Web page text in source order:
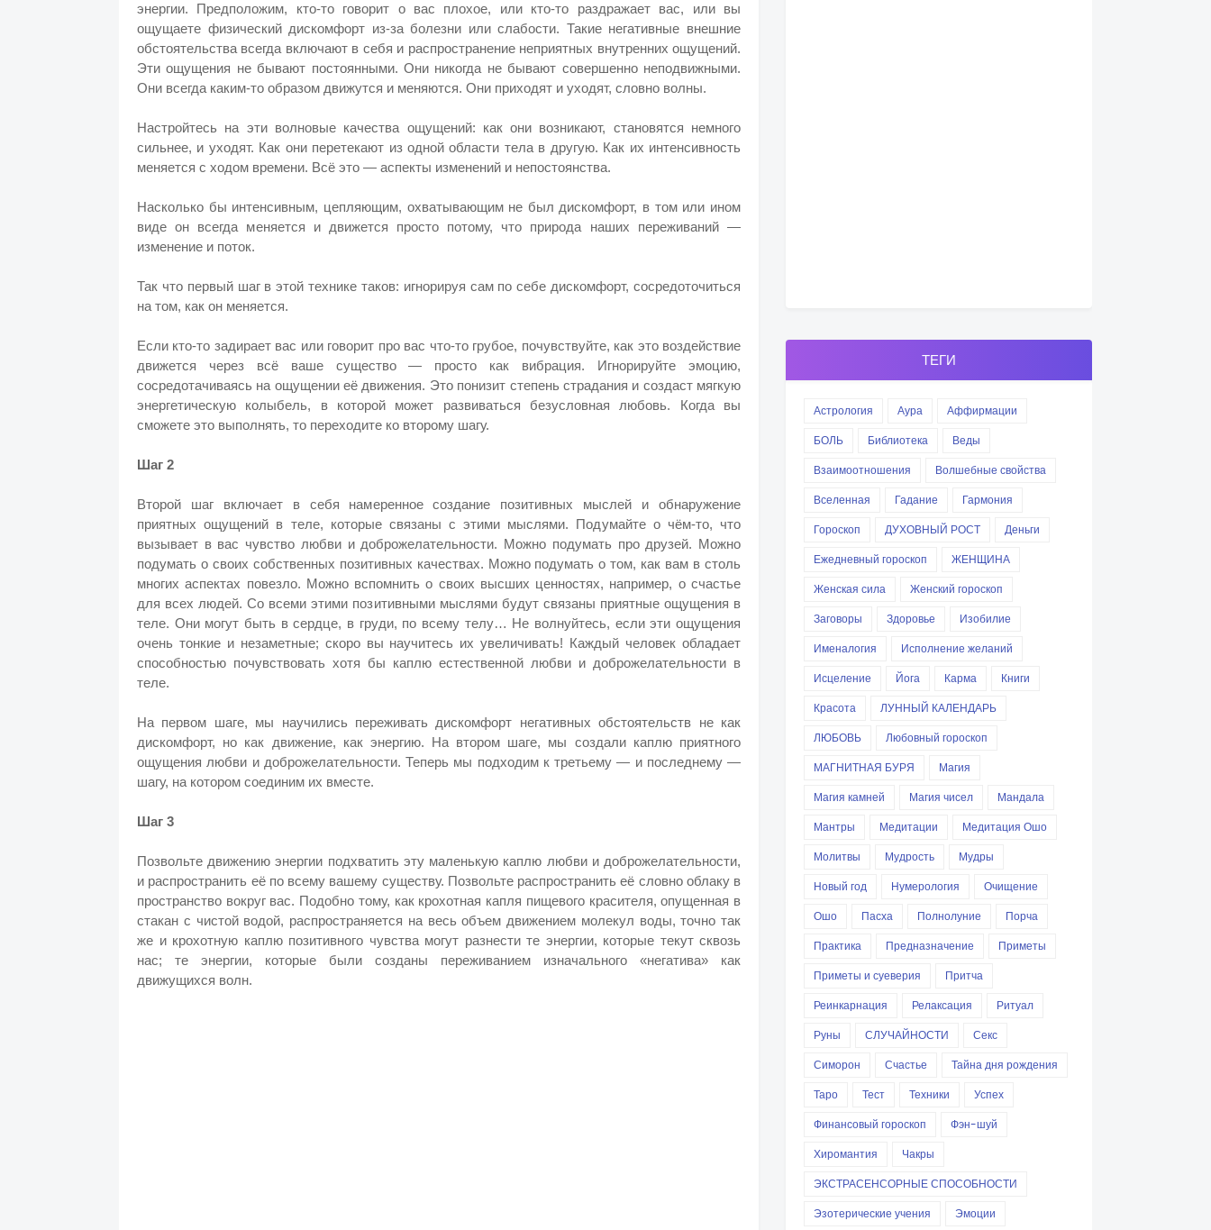
энергии. Предположим, кто-то говорит о вас плохое, или кто-то раздражает вас, или вы
ощущаете физический дискомфорт из-за болезни или слабости. Такие негативные внешние
обстоятельства всегда включают в себя и распространение неприятных внутренних ощущений.
Эти ощущения не бывают постоянными. Они никогда не бывают совершенно неподвижными.
Они всегда каким-то образом движутся и меняются. Они приходят и уходят, словно волны.
Настройтесь на эти волновые качества ощущений: как они возникают, становятся немного
сильнее, и уходят. Как они перетекают из одной области тела в другую. Как их интенсивность
меняется с ходом времени. Всё это — аспекты изменений и непостоянства.
Насколько бы интенсивным, цепляющим, охватывающим не был дискомфорт, в том или ином
виде он всегда меняется и движется просто потому, что природа наших переживаний —
изменение и поток.
Так что первый шаг в этой технике таков: игнорируя сам по себе дискомфорт, сосредоточиться
на том, как он меняется.
Если кто-то задирает вас или говорит про вас что-то грубое, почувствуйте, как это воздействие
движется через всё ваше существо — просто как вибрация. Игнорируйте эмоцию,
сосредотачиваясь на ощущении её движения. Это понизит степень страдания и создаст мягкую
энергетическую колыбель, в которой может развиваться безусловная любовь. Когда вы
сможете это выполнять, то переходите ко второму шагу.
Шаг 2
Второй шаг включает в себя намеренное создание позитивных мыслей и обнаружение
приятных ощущений в теле, которые связаны с этими мыслями. Подумайте о чём-то, что
вызывает в вас чувство любви и доброжелательности. Можно подумать про друзей. Можно
подумать о своих собственных позитивных качествах. Можно подумать о том, как вам в столь
многих аспектах повезло. Можно вспомнить о своих высших ценностях, например, о счастье
для всех людей. Со всеми этими позитивными мыслями будут связаны приятные ощущения в
теле. Они могут быть в сердце, в груди, по всему телу… Не волнуйтесь, если эти ощущения
очень тонкие и незаметные; скоро вы научитесь их увеличивать! Каждый человек обладает
способностью почувствовать хотя бы каплю естественной любви и доброжелательности в
теле.
На первом шаге, мы научились переживать дискомфорт негативных обстоятельств не как
дискомфорт, но как движение, как энергию. На втором шаге, мы создали каплю приятного
ощущения любви и доброжелательности. Теперь мы подходим к третьему — и последнему —
шагу, на котором соединим их вместе.
Шаг 3
Позвольте движению энергии подхватить эту маленькую каплю любви и доброжелательности,
и распространить её по всему вашему существу. Позвольте распространить её словно облаку в
пространство вокруг вас. Подобно тому, как крохотная капля пищевого красителя, опущенная в
стакан с чистой водой, распространяется на весь объем движением молекул воды, точно так
же и крохотную каплю позитивного чувства могут разнести те энергии, которые текут сквозь
нас; те энергии, которые были созданы переживанием изначального «негатива» как
движущихся волн.
ТЕГИ
Астрология Аура
Аффирмации
БОЛЬ
Библиотека
Веды
Взаимоотношения
Волшебные свойства
Вселенная
Гадание
Гармония
Гороскоп
ДУХОВНЫЙ РОСТ
Деньги
Ежедневный гороскоп
ЖЕНЩИНА
Женская сила
Женский гороскоп
Заговоры
Здоровье
Изобилие
Именалогия
Исполнение желаний
Исцеление
Йога Карма
Книги
Красота
ЛУННЫЙ КАЛЕНДАРЬ
ЛЮБОВЬ
Любовный гороскоп
МАГНИТНАЯ БУРЯ
Магия
Магия камней
Магия чисел
Мандала
Мантры
Медитации
Медитация Ошо
Молитвы
Мудрость
Мудры
Новый год
Нумерология
Очищение
Ошо
Пасха Полнолуние
Порча
Практика
Предназначение
Приметы
Приметы и суеверия
Притча
Реинкарнация
Релаксация
Ритуал
Руны
СЛУЧАЙНОСТИ
Секс
Симорон
Счастье
Тайна дня рождения
Таро
Тест Техники
Успех
Финансовый гороскоп
Фэн-шуй
Хиромантия
Чакры
ЭКСТРАСЕНСОРНЫЕ СПОСОБНОСТИ
Эзотерические учения
Эмоции